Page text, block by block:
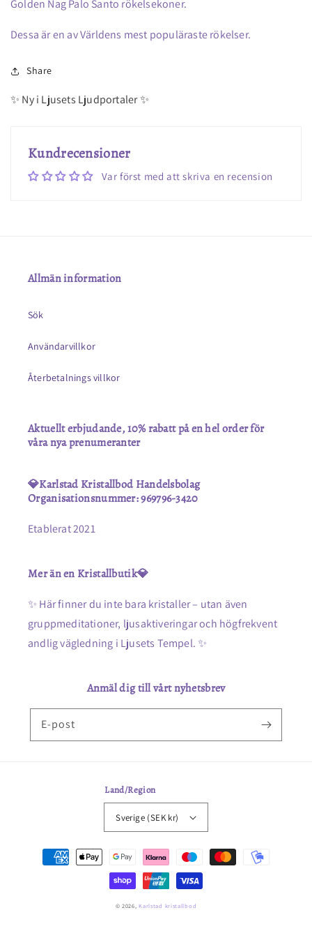
Golden Nag Palo Santo rökelsekoner.
Dessa är en av Världens mest populäraste rökelser.
Share
✨ Ny i Ljusets Ljudportaler ✨
Kundrecensioner
Var först med att skriva en recension
Allmän information
Sök
Användarvillkor
Återbetalnings villkor
Aktuellt erbjudande, 10% rabatt på en hel order för
våra nya prenumeranter
💎Karlstad Kristallbod Handelsbolag
Organisationsnummer: 969796-3420
Etablerat 2021
Mer än en Kristallbutik💎
✨ Här finner du inte bara kristaller – utan även
gruppmeditationer, ljusaktiveringar och högfrekvent
andlig vägledning i Ljusets Tempel. ✨
Anmäl dig till vårt nyhetsbrev
E-post
Land/Region
Sverige (SEK kr)
Betalningsmetoder
© 2026,Karlstad kristallbod